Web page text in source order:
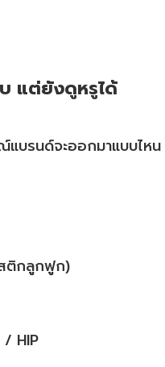
แต่ยังดูหรูได้
รนด์จะออกมาแบบไหน
ติกลูกฟูก)
HIP